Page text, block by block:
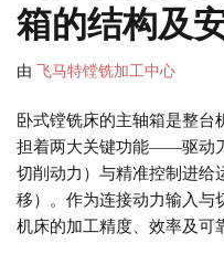
箱的结构及
由 飞马特镗铣加工中心
卧式镗铣床的主轴箱是整台
担着两大关键功能——​​驱动
切削动力）与​​精准控制进给
移）。作为连接动力输入与
机床的加工精度、效率及可